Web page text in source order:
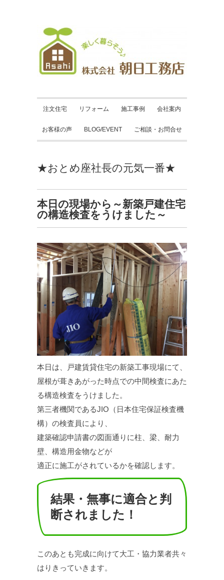
注文住宅 リフォーム 施工事例 会社案内
お客様の声 BLOG/EVENT ご相談・お問合せ
★おとめ座社長の元気一番★
本日の現場から～新築戸建住宅
の構造検査をうけました～
本日は、戸建賃貸住宅の新築工事現場にて、
屋根が葺きあがった時点での中間検査にあた
る構造検査をうけました。
第三者機関であるJIO（日本住宅保証検査機
構）の検査員により、
建築確認申請書の図面通りに柱、梁、耐力
壁、構造用金物などが
適正に施工がされているかを確認します。
結果・無事に適合と判
断されました！
このあとも完成に向けて大工・協力業者共々
はりきっていきます。